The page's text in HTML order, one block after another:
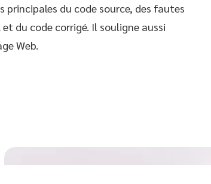
principales du code source, des fautes
du code corrigé. Il souligne aussi
Web.